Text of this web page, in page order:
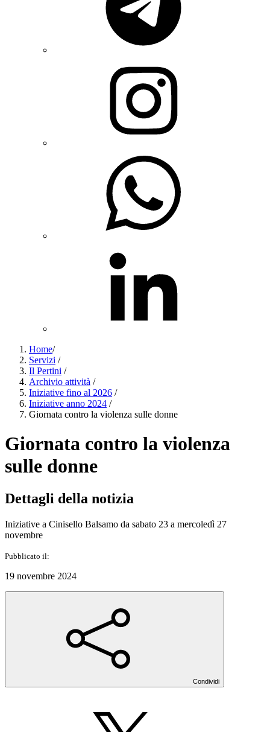
Home/
Servizi /
Il Pertini /
Archivio attività /
Iniziative fino al 2026 /
Iniziative anno 2024 /
Giornata contro la violenza sulle donne
Giornata contro la violenza
sulle donne
Dettagli della notizia
Iniziative a Cinisello Balsamo da sabato 23 a mercoledì 27
novembre
Pubblicato il:
19 novembre 2024
Condividi